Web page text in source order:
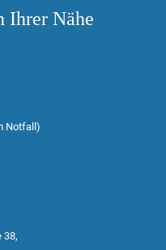
Ihrer Nähe
Notfall)
38,